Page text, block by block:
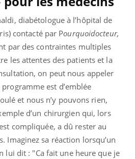
diabétologue à l’hôpital de
contacté par Pourquoidocteur,
par des contraintes multiples
les attentes des patients et la
on peut nous appeler
est d’emblée
et nous n’y pouvons rien,
d’un chirurgien qui, lors
compliquée, a dû rester au
Imaginez sa réaction lorsqu’un
lui dit : "Ca fait une heure que je